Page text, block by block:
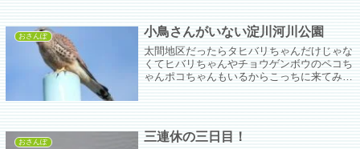
は...
おさんぽ 小鳥さんがいない淀川河川公園
太間地区だったらタヒバリちゃんだけじゃな
くてヒバリちゃんやチョウゲンボウのペコち
ゃんポコちゃんもいるからこっちに来てみ
おさんぽ 三連休の三日目！